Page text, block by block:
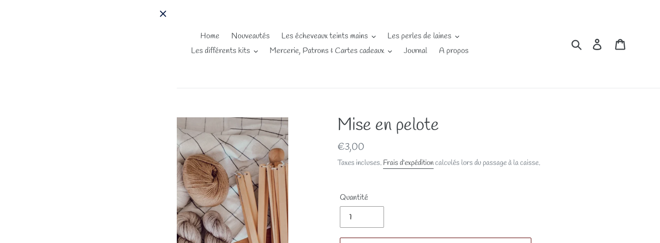
Home Nouveautés Les écheveaux teints mains
Les perles de laines
Les différents kits
Mercerie, Patrons & Cartes cadeaux Journal A propos
RechercherSe connecter
Mise en pelote
Prix
normal
€3,00
Taxes incluses. Frais d'expéditioncalculés lors du passage à la caisse.
Quantité